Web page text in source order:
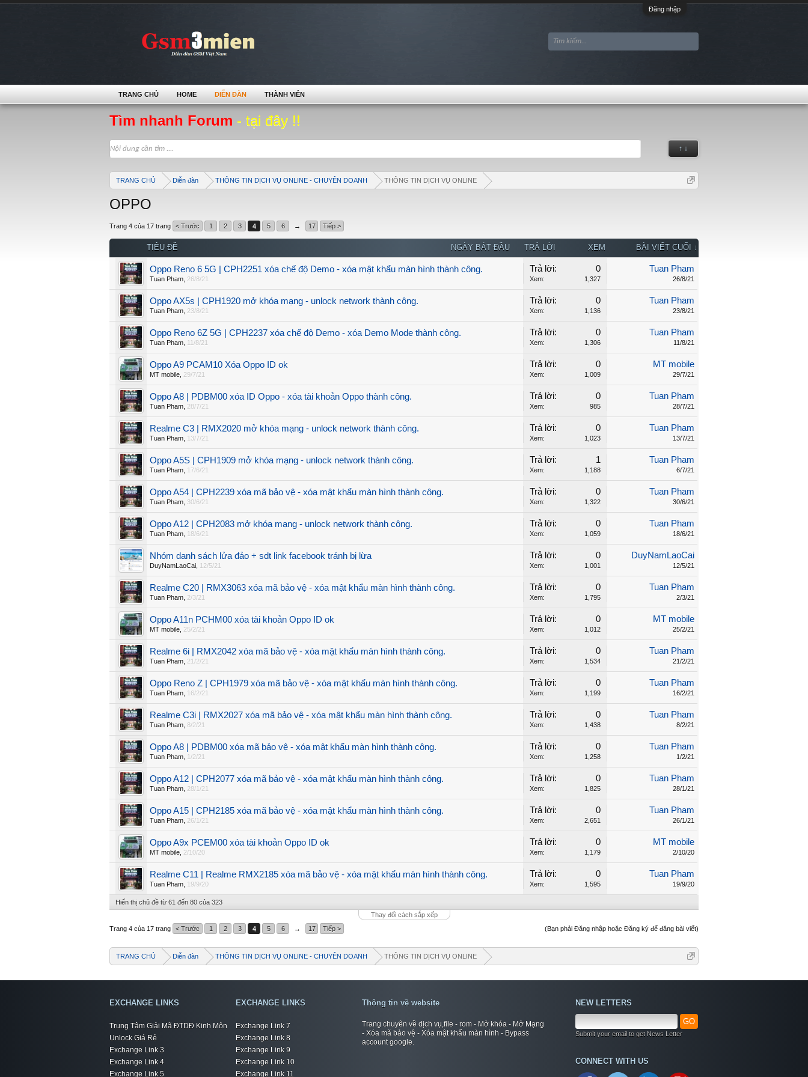
Đăng nhập
Tìm nhanh Forum - tại đây !!
↑ ↓
TRANG CHỦ Diễn đàn THÔNG TIN DỊCH VỤ ONLINE - CHUYÊN DOANH THÔNG TIN DỊCH VỤ ONLINE
OPPO
Trang 4 của 17 trang < Trước 1 2 3 4 5 6 → 17 Tiếp >
TIÊU ĐỀ NGÀY BẮT ĐẦU TRẢ LỜI XEM BÀI VIẾT CUỐI ↓
Oppo Reno 6 5G | CPH2251 xóa chế độ Demo - xóa mật khẩu màn hình thành công.
Tuan Pham 26/8/21
Trả lời: 0
Xem: 1,327
Tuan Pham
26/8/21
Oppo AX5s | CPH1920 mở khóa mạng - unlock network thành công.
Tuan Pham 23/8/21
Trả lời: 0
Xem: 1,136
Tuan Pham
23/8/21
Oppo Reno 6Z 5G | CPH2237 xóa chế độ Demo - xóa Demo Mode thành công.
Tuan Pham 11/8/21
Trả lời: 0
Xem: 1,306
Tuan Pham
11/8/21
Oppo A9 PCAM10 Xóa Oppo ID ok
MT mobile 29/7/21
Trả lời: 0
Xem: 1,009
MT mobile
29/7/21
Oppo A8 | PDBM00 xóa ID Oppo - xóa tài khoản Oppo thành công.
Tuan Pham 28/7/21
Trả lời: 0
Xem: 985
Tuan Pham
28/7/21
Realme C3 | RMX2020 mở khóa mạng - unlock network thành công.
Tuan Pham 13/7/21
Trả lời: 0
Xem: 1,023
Tuan Pham
13/7/21
Oppo A5S | CPH1909 mở khóa mạng - unlock network thành công.
Tuan Pham 17/6/21
Trả lời: 1
Xem: 1,188
Tuan Pham
6/7/21
Oppo A54 | CPH2239 xóa mã bảo vệ - xóa mật khẩu màn hình thành công.
Tuan Pham 30/6/21
Trả lời: 0
Xem: 1,322
Tuan Pham
30/6/21
Oppo A12 | CPH2083 mở khóa mạng - unlock network thành công.
Tuan Pham 18/6/21
Trả lời: 0
Xem: 1,059
Tuan Pham
18/6/21
Nhóm danh sách lửa đảo + sdt link facebook tránh bị lừa
DuyNamLaoCai 12/5/21
Trả lời: 0
Xem: 1,001
DuyNamLaoCai
12/5/21
Realme C20 | RMX3063 xóa mã bảo vệ - xóa mật khẩu màn hình thành công.
Tuan Pham 2/3/21
Trả lời: 0
Xem: 1,795
Tuan Pham
2/3/21
Oppo A11n PCHM00 xóa tài khoản Oppo ID ok
MT mobile 25/2/21
Trả lời: 0
Xem: 1,012
MT mobile
25/2/21
Realme 6i | RMX2042 xóa mã bảo vệ - xóa mật khẩu màn hình thành công.
Tuan Pham 21/2/21
Trả lời: 0
Xem: 1,534
Tuan Pham
21/2/21
Oppo Reno Z | CPH1979 xóa mã bảo vệ - xóa mật khẩu màn hình thành công.
Tuan Pham 16/2/21
Trả lời: 0
Xem: 1,199
Tuan Pham
16/2/21
Realme C3i | RMX2027 xóa mã bảo vệ - xóa mật khẩu màn hình thành công.
Tuan Pham 8/2/21
Trả lời: 0
Xem: 1,438
Tuan Pham
8/2/21
Oppo A8 | PDBM00 xóa mã bảo vệ - xóa mật khẩu màn hình thành công.
Tuan Pham 1/2/21
Trả lời: 0
Xem: 1,258
Tuan Pham
1/2/21
Oppo A12 | CPH2077 xóa mã bảo vệ - xóa mật khẩu màn hình thành công.
Tuan Pham 28/1/21
Trả lời: 0
Xem: 1,825
Tuan Pham
28/1/21
Oppo A15 | CPH2185 xóa mã bảo vệ - xóa mật khẩu màn hình thành công.
Tuan Pham 26/1/21
Trả lời: 0
Xem: 2,651
Tuan Pham
26/1/21
Oppo A9x PCEM00 xóa tài khoản Oppo ID ok
MT mobile 2/10/20
Trả lời: 0
Xem: 1,179
MT mobile
2/10/20
Realme C11 | Realme RMX2185 xóa mã bảo vệ - xóa mật khẩu màn hình thành công.
Tuan Pham 19/9/20
Trả lời: 0
Xem: 1,595
Tuan Pham
19/9/20
Hiển thị chủ đề từ 61 đến 80 của 323
Thay đổi cách sắp xếp
(Bạn phải Đăng nhập hoặc Đăng ký để đăng bài viết)
Trang 4 của 17 trang < Trước 1 2 3 4 5 6 → 17 Tiếp >
TRANG CHỦ Diễn đàn THÔNG TIN DỊCH VỤ ONLINE - CHUYÊN DOANH THÔNG TIN DỊCH VỤ ONLINE
TRANG CHỦ HOME DIỄN ĐÀN THÀNH VIÊN
EXCHANGE LINKS
Trung Tâm Giải Mã ĐTDĐ Kinh Môn
Unlock Giá Rẻ
Exchange Link 3
Exchange Link 4
Exchange Link 5
EXCHANGE LINKS
Exchange Link 7
Exchange Link 8
Exchange Link 9
Exchange Link 10
Exchange Link 11
Thông tin về website
Trang chuyên về dịch vụ,file - rom - Mở khóa - Mở Mạng
- Xóa mã bảo vệ - Xóa mật khẩu màn hình - Bypass
account google.
NEW LETTERS
GO
Submit your email to get News Letter
CONNECT WITH US